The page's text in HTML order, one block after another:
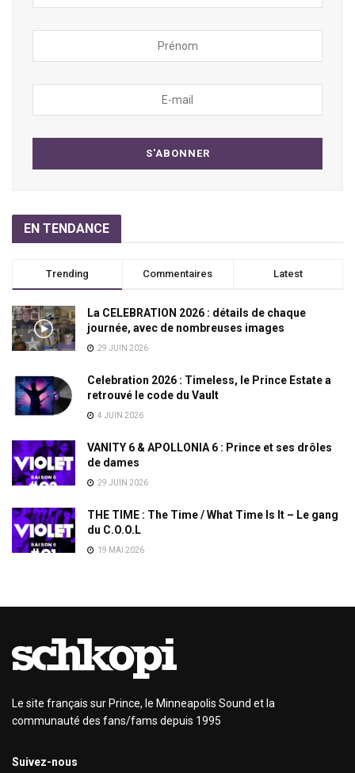
EN TENDANCE
Trending Commentaires Latest
La CELEBRATION 2026 : détails de chaque
journée, avec de nombreuses images
29 JUIN 2026
Celebration 2026 : Timeless, le Prince Estate a
retrouvé le code du Vault
4 JUIN 2026
VANITY 6 & APOLLONIA 6 : Prince et ses drôles
de dames
29 JUIN 2026
THE TIME : The Time / What Time Is It – Le gang
du C.O.O.L
19 MAI 2026
Le site français sur Prince, le Minneapolis Sound et la
communauté des fans/fams depuis 1995
Suivez-nous